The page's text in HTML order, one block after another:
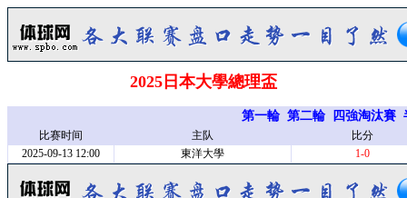
2025日本大學總理盃
第一輪 第二輪 四強淘汰賽
比赛时间 主队
比分
2025-09-13 12:00
東洋大學 1-0